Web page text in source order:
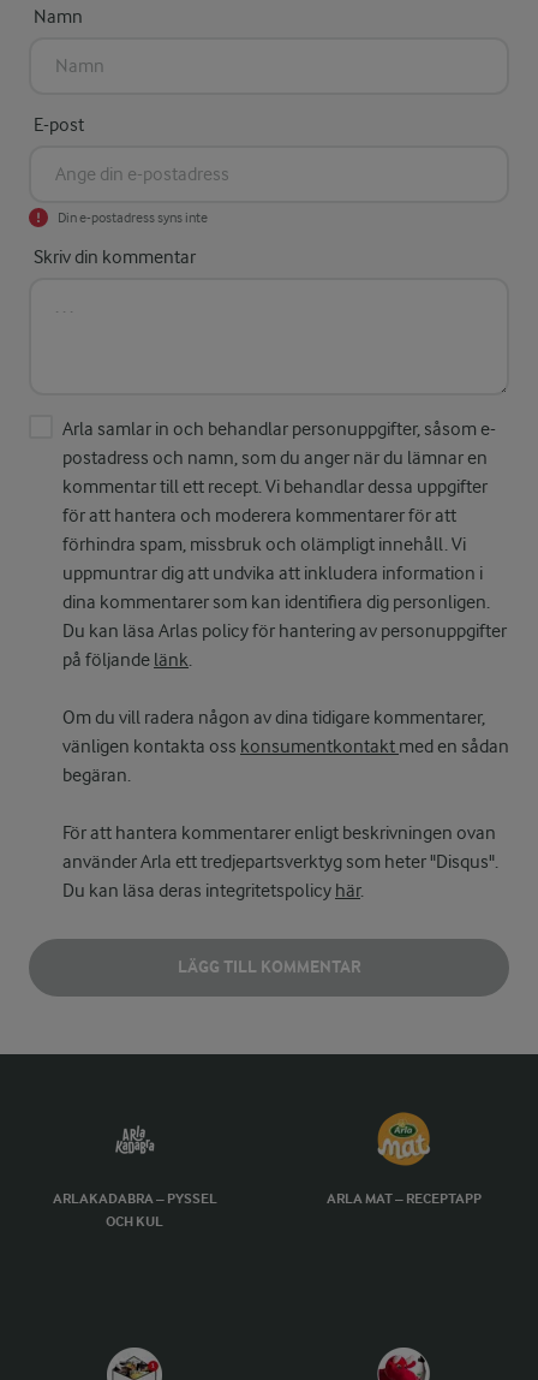
Namn
E-post
Din e-postadress syns inte
Skriv din kommentar
Arla samlar in och behandlar personuppgifter, såsom e-
postadress och namn, som du anger när du lämnar en
kommentar till ett recept. Vi behandlar dessa uppgifter
för att hantera och moderera kommentarer för att
förhindra spam, missbruk och olämpligt innehåll. Vi
uppmuntrar dig att undvika att inkludera information i
dina kommentarer som kan identifiera dig personligen.
Du kan läsa Arlas policy för hantering av personuppgifter
på följande länk.
Om du vill radera någon av dina tidigare kommentarer,
vänligen kontakta oss konsumentkontakt med en sådan
begäran.
För att hantera kommentarer enligt beskrivningen ovan
använder Arla ett tredjepartsverktyg som heter "Disqus".
Du kan läsa deras integritetspolicy här.
LÄGG TILL KOMMENTAR
ARLAKADABRA – PYSSEL
OCH KUL
ARLA MAT – RECEPTAPP